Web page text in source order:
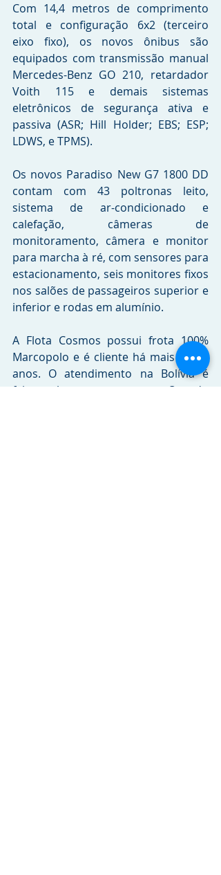
Com 14,4 metros de comprimento
total e configuração 6x2 (terceiro
eixo fixo), os novos ônibus são
equipados com transmissão manual
Mercedes-Benz GO 210, retardador
Voith 115 e demais sistemas
eletrônicos de segurança ativa e
passiva (ASR; Hill Holder; EBS; ESP;
LDWS, e TPMS).
Os novos Paradiso New G7 1800 DD
contam com 43 poltronas leito,
sistema de ar-condicionado e
calefação, câmeras de
monitoramento, câmera e monitor
para marcha à ré, com sensores para
estacionamento, seis monitores fixos
nos salões de passageiros superior e
inferior e rodas em alumínio.
A Flota Cosmos possui frota 100%
Marcopolo e é cliente há mais de 10
anos. O atendimento na Bolívia é
feito pelos representantes Ovando